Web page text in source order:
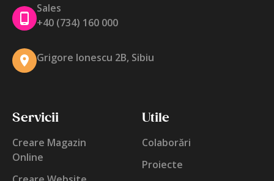
Sales
+40 (734) 160 000
Grigore Ionescu 2B, Sibiu
Servicii
Creare Magazin
Online
Utile
Colaborări
Proiecte